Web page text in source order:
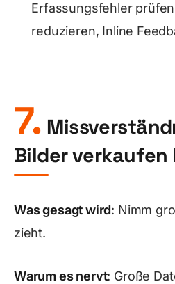
Erfassungsfehler
reduzieren, Inline
7.
Bilder verkaufen
Was gesagt wird: Nimm
zieht.
Warum es nervt: Große